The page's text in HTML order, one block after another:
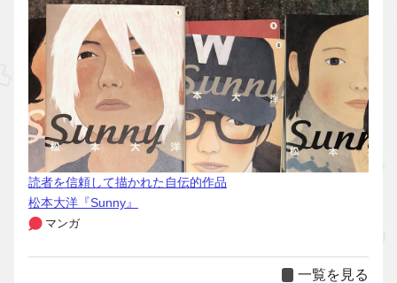
読者を信頼して描かれた自伝的作品
松本大洋『Sunny』
マンガ
一覧を見る